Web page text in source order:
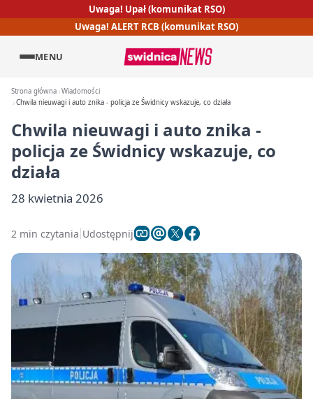
Uwaga! Upał (komunikat RSO)
Uwaga! ALERT RCB (komunikat RSO)
MENU
Strona główna Wiadomości
Chwila nieuwagi i auto znika - policja ze Świdnicy wskazuje, co działa
Chwila nieuwagi i auto znika -
policja ze Świdnicy wskazuje, co
działa
28 kwietnia 2026
2 min czytania Udostępnij